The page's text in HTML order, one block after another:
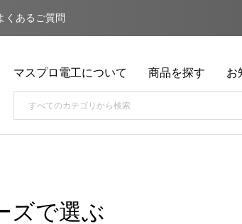
くあるご質問
マスプロ電工について 商品を探す お
ズで選ぶ